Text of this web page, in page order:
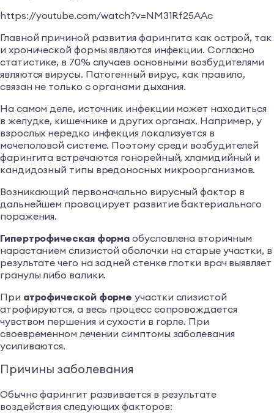
https://youtube.com/watch?v=NM31Rf25AAc
Главной причиной развития фарингита как острой, так
и хронической формы являются инфекции. Согласно
статистике, в 70% случаев основными возбудителями
являются вирусы. Патогенный вирус, как правило,
связан не только с органами дыхания.
На самом деле, источник инфекции может находиться
в желудке, кишечнике и других органах. Например, у
взрослых нередко инфекция локализуется в
мочеполовой системе. Поэтому среди возбудителей
фарингита встречаются гонорейный, хламидийный и
кандидозный типы вредоносных микроорганизмов.
Возникающий первоначально вирусный фактор в
дальнейшем провоцирует развитие бактериального
поражения.
Гипертрофическая форма обусловлена вторичным
нарастанием слизистой оболочки на старые участки, в
результате чего на задней стенке глотки врач выявляет
гранулы либо валики.
При атрофической форме участки слизистой
атрофируются, а весь процесс сопровождается
чувством першения и сухости в горле. При
своевременном лечении симптомы заболевания
усиливаются.
Причины заболевания
Обычно фарингит развивается в результате
воздействия следующих факторов: